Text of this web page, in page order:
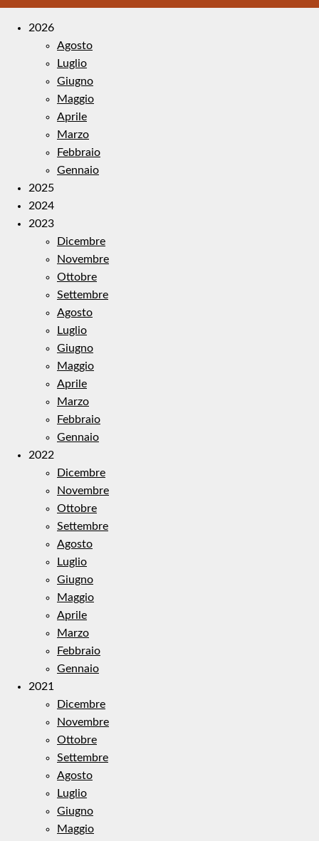
2026
Agosto
Luglio
Giugno
Maggio
Aprile
Marzo
Febbraio
Gennaio
2025
2024
2023
Dicembre
Novembre
Ottobre
Settembre
Agosto
Luglio
Giugno
Maggio
Aprile
Marzo
Febbraio
Gennaio
2022
Dicembre
Novembre
Ottobre
Settembre
Agosto
Luglio
Giugno
Maggio
Aprile
Marzo
Febbraio
Gennaio
2021
Dicembre
Novembre
Ottobre
Settembre
Agosto
Luglio
Giugno
Maggio